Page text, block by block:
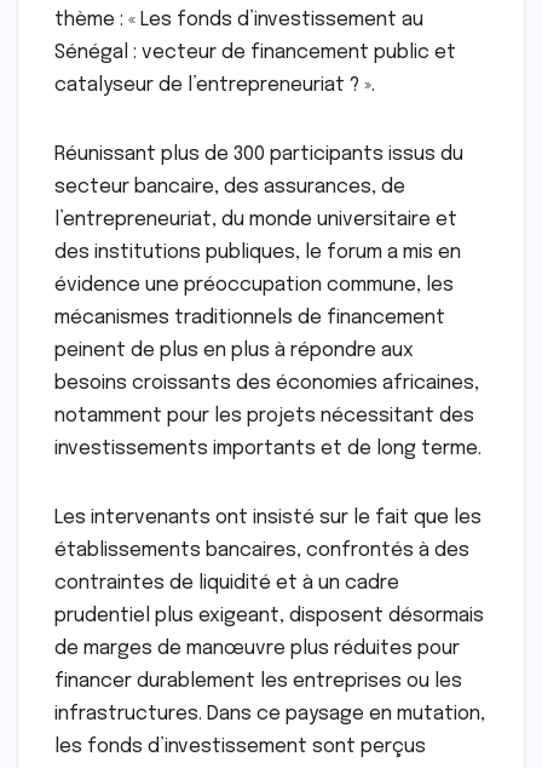
thème : « Les fonds d’investissement au
Sénégal : vecteur de financement public et
catalyseur de l’entrepreneuriat ? ».
Réunissant plus de 300 participants issus du
secteur bancaire, des assurances, de
l’entrepreneuriat, du monde universitaire et
des institutions publiques, le forum a mis en
évidence une préoccupation commune, les
mécanismes traditionnels de financement
peinent de plus en plus à répondre aux
besoins croissants des économies africaines,
notamment pour les projets nécessitant des
investissements importants et de long terme.
Les intervenants ont insisté sur le fait que les
établissements bancaires, confrontés à des
contraintes de liquidité et à un cadre
prudentiel plus exigeant, disposent désormais
de marges de manœuvre plus réduites pour
financer durablement les entreprises ou les
infrastructures. Dans ce paysage en mutation,
les fonds d’investissement sont perçus